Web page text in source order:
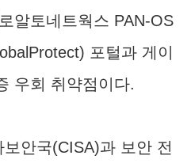
알토네트웍스 PAN-OS
포털과 게이
우회 취약점이다.
안국(CISA)과 보안 전